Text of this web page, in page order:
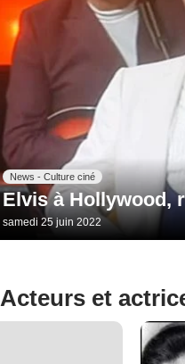
News - Culture ciné
Elvis à Hollywood,
samedi 25 juin 2022
Acteurs et